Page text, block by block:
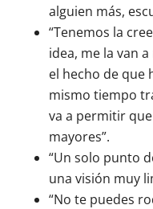
alguien más,
“Tenemos la
idea, me la van
el hecho de que
mismo tiempo
va a permitir
mayores”.
“Un solo punto
una visión muy
“No te puedes